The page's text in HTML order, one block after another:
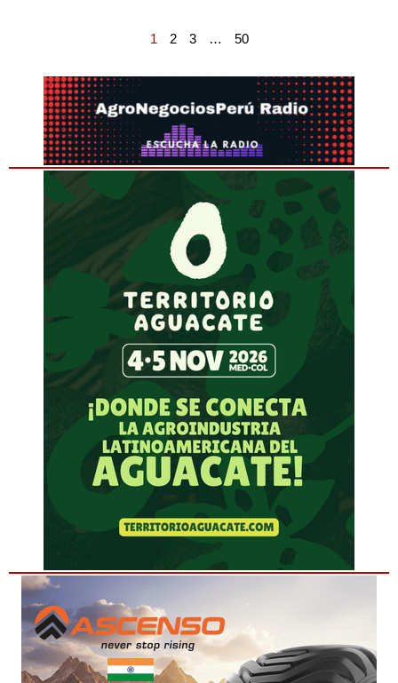
1 2 3 … 50